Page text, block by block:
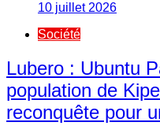
10 juillet 2026
Société
Lubero : Ubuntu
population de
reconquête pour